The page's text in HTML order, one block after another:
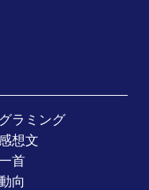
ラミング
想文
首
向